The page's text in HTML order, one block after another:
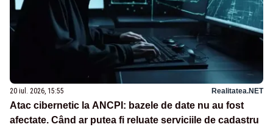
20 iul. 2026, 15:55 Realitatea.NET
Atac cibernetic la ANCPI: bazele de date nu au fost
afectate. Când ar putea fi reluate serviciile de cadastru